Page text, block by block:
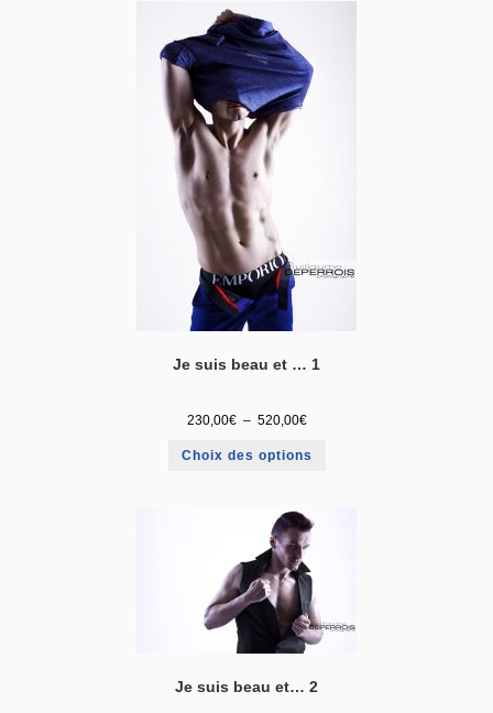
Je suis beau et … 1
230,00€ – 520,00€
Choix des options
Je suis beau et… 2